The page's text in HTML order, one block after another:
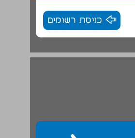
כניסת רשומים